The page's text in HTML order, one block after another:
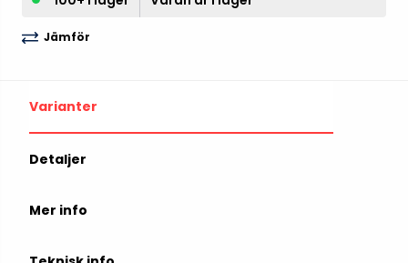
Jämför
Varianter
Detaljer
Mer info